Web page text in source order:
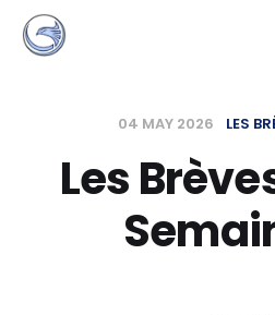
04 MAY 2026 LES
Les